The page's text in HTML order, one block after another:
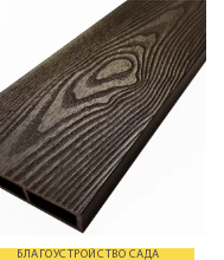
БЛАГОУСТРОЙСТВО САДА